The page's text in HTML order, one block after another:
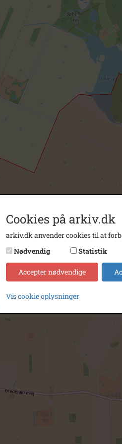
Cookies på arkiv.dk
arkiv.dk anvender cookies til at
Nødvendig
Statistik
Accepter nødvendige
Vis cookie oplysninger